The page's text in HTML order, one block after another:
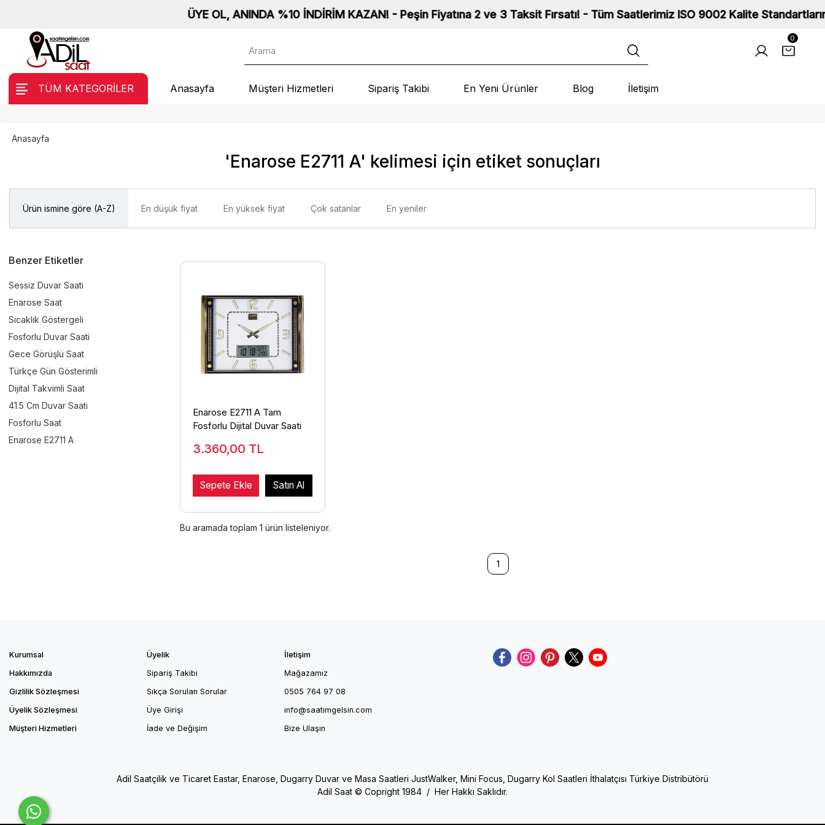
ÜYE OL, ANINDA %10 İNDİRİM KAZAN! - Peşin Fiyatına 2 ve 3 Taksit Fırsatı! - Tüm Saatlerimiz ISO 9002 Kalite Standartlarına
0
TÜM KATEGORİLER Anasayfa Müşteri Hizmetleri Sipariş Takibi En Yeni Ürünler Blog İletişim
'Enarose E2711 A' kelimesi için etiket sonuçları
Anasayfa
Ürün ismine göre (A-Z) En düşük fiyat En yüksek fiyat Çok satanlar En yeniler
Benzer Etiketler
Sessiz Duvar Saati
Enarose Saat
Sıcaklık Göstergeli
Fosforlu Duvar Saati
Gece Görüşlü Saat
Türkçe Gün Gösterimli
Dijital Takvimli Saat
41.5 Cm Duvar Saati
Fosforlu Saat
Enarose E2711 A
Enarose E2711 A Tam
Fosforlu Dijital Duvar Saati
3.360,00 TL
Sepete Ekle Satın Al
Bu aramada toplam 1 ürün listeleniyor.
1
Kurumsal
Hakkımızda
Gizlilik Sözleşmesi
Üyelik Sözleşmesi
Müşteri Hizmetleri
Üyelik
Sipariş Takibi
Sıkça Sorulan Sorular
Üye Girişi
İade ve Değişim
İletişim
Mağazamız
0505 764 97 08
info@saatimgelsin.com
Bize Ulaşın
Adil Saatçilik ve Ticaret Eastar, Enarose, Dugarry Duvar ve Masa Saatleri JustWalker, Mini Focus, Dugarry Kol Saatleri İthalatçısı Türkiye Distribütörü
Adil Saat © Copright 1984 / Her Hakkı Saklıdır.